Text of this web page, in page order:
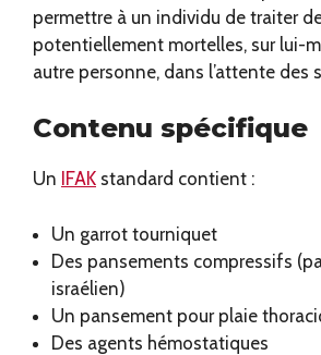
permettre à un individu de traiter
potentiellement mortelles, sur lui-
autre personne, dans l’attente des
Contenu spécifique
Un IFAK standard contient :
Un garrot tourniquet
Des pansements compressifs
israélien)
Un pansement pour plaie
Des agents hémostatiques